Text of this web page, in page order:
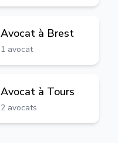
Avocat à Brest
1 avocat
Avocat à Tours
2 avocats